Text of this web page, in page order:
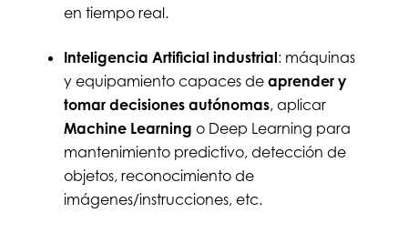
en tiempo real.
Inteligencia Artificial industrial: máquinas
y equipamiento capaces deaprender y
tomar decisiones autónomas, aplicar
Machine Learning o Deep Learning para
mantenimiento predictivo, detección de
objetos, reconocimiento de
imágenes/instrucciones, etc.